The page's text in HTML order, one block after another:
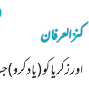
کنزالعرفان
اور زکریا کو (یاد